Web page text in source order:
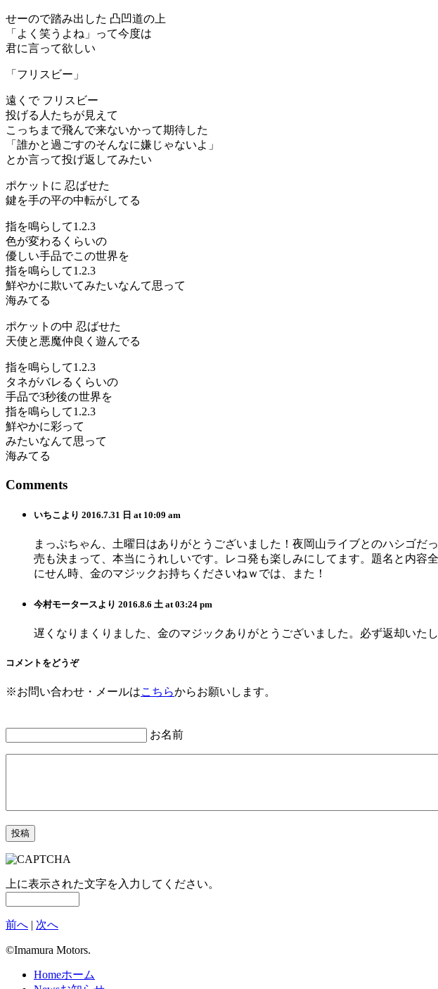
せーので踏み出した 凸凹道の上
「よく笑うよね」って今度は
君に言って欲しい
「フリスビー」
遠くで フリスビー
投げる人たちが見えて
こっちまで飛んで来ないかって期待した
「誰かと過ごすのそんなに嫌じゃないよ」
とか言って投げ返してみたい
ポケットに 忍ばせた
鍵を手の平の中転がしてる
指を鳴らして1.2.3
色が変わるくらいの
優しい手品でこの世界を
指を鳴らして1.2.3
鮮やかに欺いてみたいなんて思って
海みてる
ポケットの中 忍ばせた
天使と悪魔仲良く遊んでる
指を鳴らして1.2.3
タネがバレるくらいの
手品で3秒後の世界を
指を鳴らして1.2.3
鮮やかに彩って
みたいなんて思って
海みてる
Comments
いちこ より 2016.7.31 日 at 10:09 am
まっぷちゃん、土曜日はありがとうございました！夜岡山ライブとのハシゴ
売も決まって、本当にうれしいです。レコ発も楽しみにしてます。題名と内
にせん時、金のマジックお持ちくださいねｗでは、また！
今村モータース より 2016.8.6 土 at 03:24 pm
遅くなりまくりました、金のマジックありがとうございました。必ず返却いた
コメントをどうぞ
※お問い合わせ・メールはこちらからお願いします。
お名前
上に表示された文字を入力してください。
前へ | 次へ
©Imamura Motors.
Homeホーム